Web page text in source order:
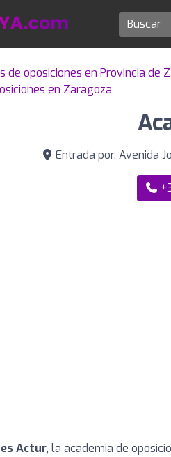
de oposiciones en Provincia de
en Zaragoza
Entrada por, Avenida
Actur, la academia de